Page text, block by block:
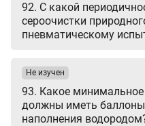
92. С какой
сероочистки
пневматическому
93. Какое
должны иметь
наполнения
Не изучен